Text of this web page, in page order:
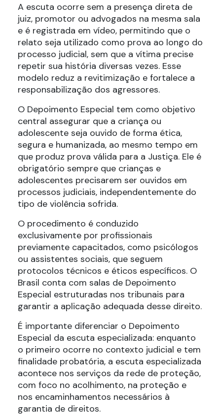
A escuta ocorre sem a presença direta de
juiz, promotor ou advogados na mesma sala
e é registrada em vídeo, permitindo que o
relato seja utilizado como prova ao longo do
processo judicial, sem que a vítima precise
repetir sua história diversas vezes. Esse
modelo reduz a revitimização e fortalece a
responsabilização dos agressores.
O Depoimento Especial tem como objetivo
central assegurar que a criança ou
adolescente seja ouvido de forma ética,
segura e humanizada, ao mesmo tempo em
que produz prova válida para a Justiça. Ele é
obrigatório sempre que crianças e
adolescentes precisarem ser ouvidos em
processos judiciais, independentemente do
tipo de violência sofrida.
O procedimento é conduzido
exclusivamente por profissionais
previamente capacitados, como psicólogos
ou assistentes sociais, que seguem
protocolos técnicos e éticos específicos. O
Brasil conta com salas de Depoimento
Especial estruturadas nos tribunais para
garantir a aplicação adequada desse direito.
É importante diferenciar o Depoimento
Especial da escuta especializada: enquanto
o primeiro ocorre no contexto judicial e tem
finalidade probatória, a escuta especializada
acontece nos serviços da rede de proteção,
com foco no acolhimento, na proteção e
nos encaminhamentos necessários à
garantia de direitos.